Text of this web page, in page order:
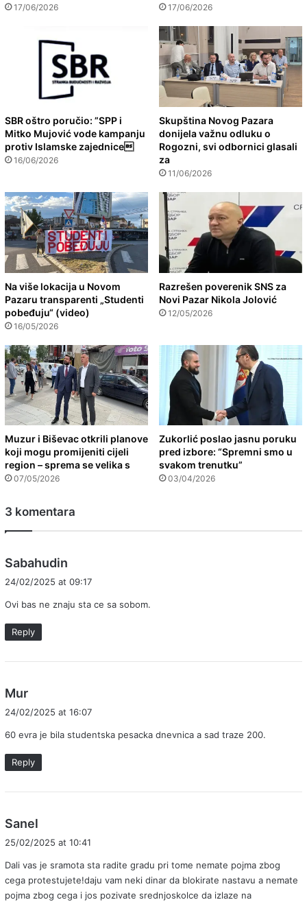
17/06/2026 17/06/2026
SBR oštro poručio: ”SPP i
Mitko Mujović vode kampanju
protiv Islamske zajednice
16/06/2026
Skupština Novog Pazara
donijela važnu odluku o
Rogozni, svi odbornici glasali
za
11/06/2026
Na više lokacija u Novom
Pazaru transparenti „Studenti
pobeđuju“ (video)
16/05/2026
Razrešen poverenik SNS za
Novi Pazar Nikola Jolović
12/05/2026
Muzur i Biševac otkrili planove
koji mogu promijeniti cijeli
region – sprema se velika s
07/05/2026
Zukorlić poslao jasnu poruku
pred izbore: “Spremni smo u
svakom trenutku”
03/04/2026
3 komentara
Sabahudin
a
s
24/02/2025 at 09:17
Ovi bas ne znaju sta ce sa sobom.
Reply
Mur
a
s
:
24/02/2025 at 16:07
60 evra je bila studentska pesacka dnevnica a sad traze 200.
Reply
Sanel
a
s
:
25/02/2025 at 10:41
Dali vas je sramota sta radite gradu pri tome nemate pojma zbog
cega protestujete!daju vam neki dinar da blokirate nastavu a nemate
pojma zbog cega i jos pozivate srednjoskolce da izlaze na